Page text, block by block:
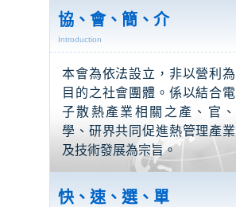
協、會、簡、介
Introduction
本會為依法設立，非以營利為
目的之社會團體。係以結合電
子散熱產業相關之產、官、
學、研界共同促進熱管理產業
及技術發展為宗旨。
快、速、選、單